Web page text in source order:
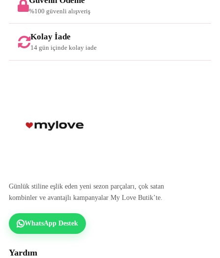
%100 güvenli alışveriş
Kolay İade
14 gün içinde kolay iade
Günlük stiline eşlik eden yeni sezon parçaları, çok satan
kombinler ve avantajlı kampanyalar My Love Butik’te.
WhatsApp Destek
Yardım